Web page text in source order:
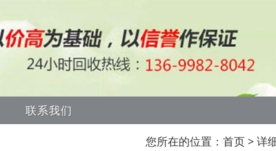
联系我们
您所在的位置： 首页> 详